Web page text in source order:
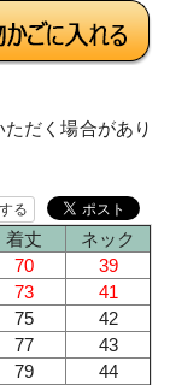
だく場合があり
る
着丈
ネック
70
39
73
41
75
42
77
43
79
44